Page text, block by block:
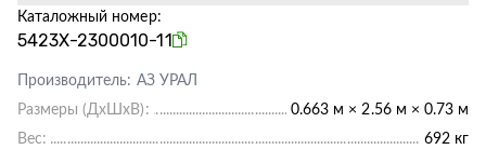
Каталожный номер:
5423Х-2300010-11
Производитель: АЗ УРАЛ
Размеры (ДхШхВ):
0.663 м × 2.56 м × 0.73 м
Вес:
692 кг